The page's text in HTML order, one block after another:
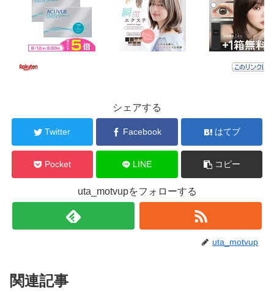
シェアする
Twitter Facebook はてブ
Pocket LINE コピー
uta_motvupをフォローする
uta_motvup
関連記事